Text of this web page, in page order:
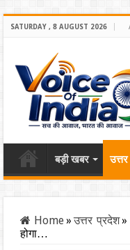
SATURDAY , 8 AUGUST 2026
बड़ी खबर
Home» उत्तर प्रदेश»
होगा…